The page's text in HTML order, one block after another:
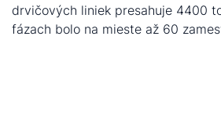
drvičových liniek presahuje 4400
fázach bolo na mieste až 60